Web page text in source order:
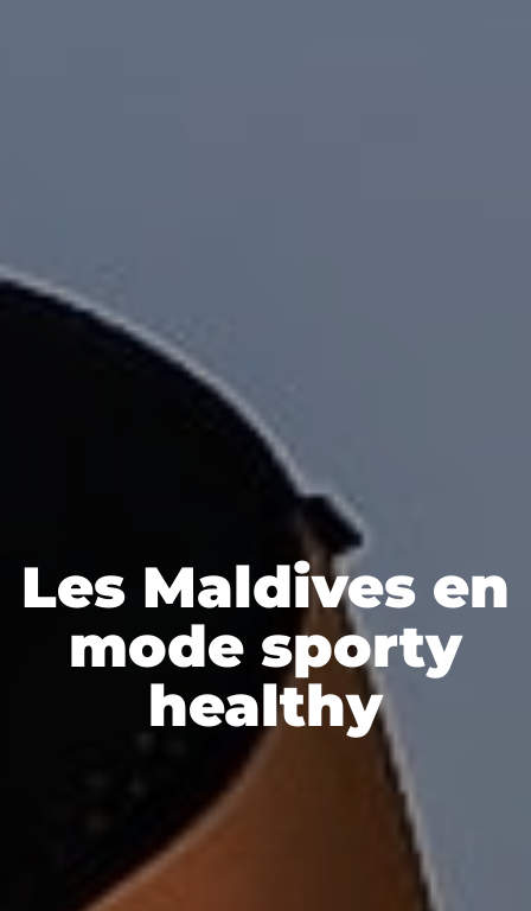
Les Maldives en
mode sporty
healthy